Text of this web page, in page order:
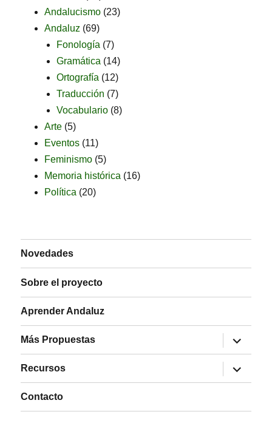
Andalucismo (23)
Andaluz (69)
Fonología (7)
Gramática (14)
Ortografía (12)
Traducción (7)
Vocabulario(8)
Arte (5)
Eventos (11)
Feminismo (5)
Memoria histórica (16)
Política (20)
Novedades
Sobre el proyecto
Aprender Andaluz
Más Propuestas
expande
el
menú
inferior
Recursos
expande
el
menú
Contacto